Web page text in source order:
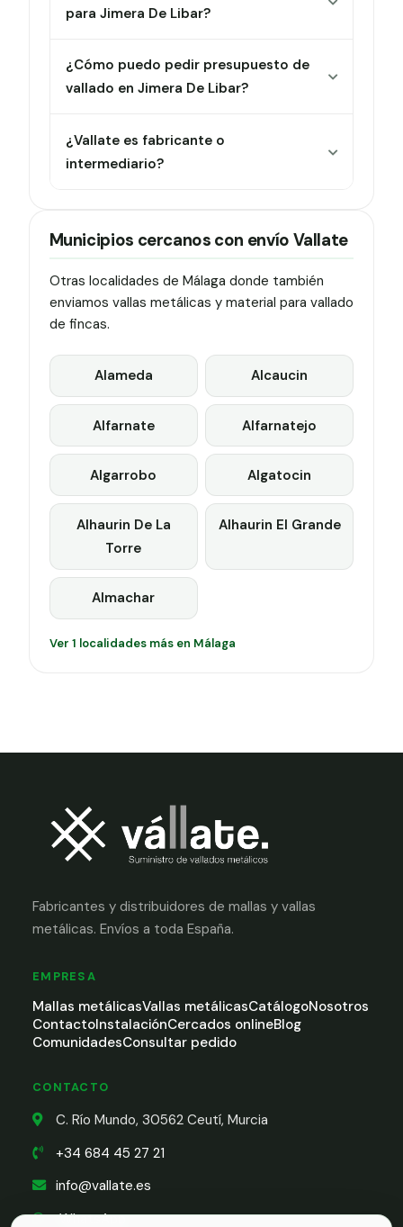
para Jimera De Libar?
¿Cómo puedo pedir presupuesto de
vallado en Jimera De Libar?
¿Vallate es fabricante o
intermediario?
Municipios cercanos con envío Vallate
Otras localidades de Málaga donde también
enviamos vallas metálicas y material para vallado
de fincas.
Alameda Alcaucin
Alfarnate Alfarnatejo
Algarrobo Algatocin
Alhaurin De La
Torre
Alhaurin El Grande
Almachar
Ver 1 localidades más en Málaga
Fabricantes y distribuidores de mallas y vallas
metálicas. Envíos a toda España.
EMPRESA
Mallas metálicasVallas metálicasCatálogoNosotros
ContactoInstalaciónCercados onlineBlog
ComunidadesConsultar pedido
CONTACTO
C. Río Mundo, 30562 Ceutí, Murcia
+34 684 45 27 21
info@vallate.es
WhatsApp